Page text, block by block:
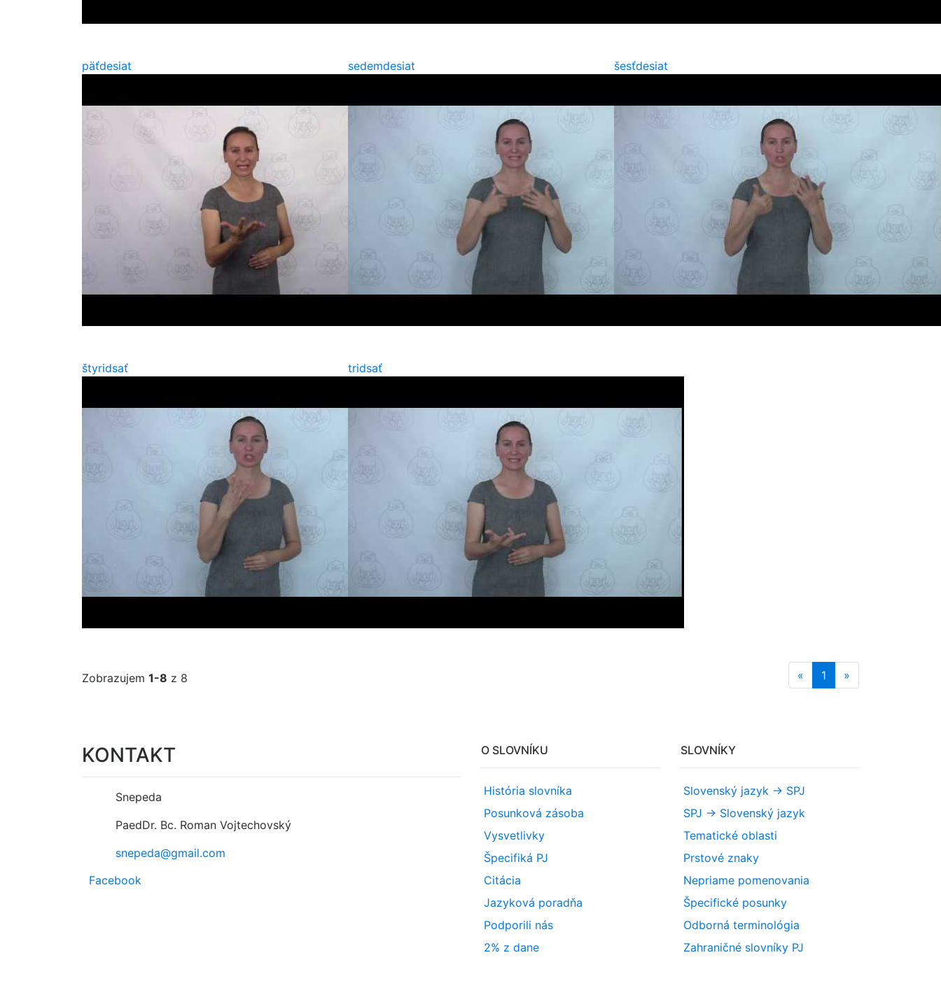
päťdesiat sedemdesiat šesťdesiat
štyridsať tridsať
Zobrazujem 1-8 z 8 « 1 »
KONTAKT
Snepeda
PaedDr. Bc. Roman Vojtechovský
snepeda@gmail.com
Facebook
O SLOVNÍKU
História slovníka
Posunková zásoba
Vysvetlivky
Špecifiká PJ
Citácia
Jazyková poradňa
Podporili nás
2% z dane
SLOVNÍKY
Slovenský jazyk -> SPJ
SPJ -> Slovenský jazyk
Tematické oblasti
Prstové znaky
Nepriame pomenovania
Špecifické posunky
Odborná terminológia
Zahraničné slovníky PJ